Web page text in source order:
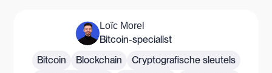
Loïc Morel
Bitcoin-specialist
Bitcoin
Blockchain
Cryptografische sleutels